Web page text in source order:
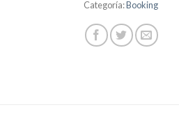
Categoría:Booking